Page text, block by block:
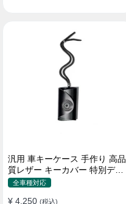
汎用 車キーケース 手作り 高品
質レザー キーカバー 特別デザ
イン 手触りいい
全車種対応
¥ 4,250 (税込)